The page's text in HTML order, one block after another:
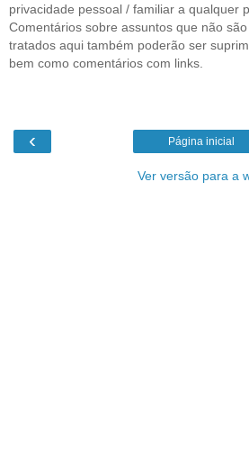
privacidade pessoal / familiar a qualquer
Comentários sobre assuntos que não são
tratados aqui também poderão ser
bem como comentários com links.
‹ Página inicial
Ver versão para a